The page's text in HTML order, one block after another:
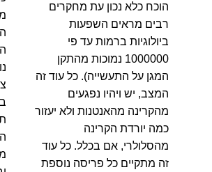
הוכח כלא נכון עת מחקרים
רבים מראים השפעות
ביולוגיות ברמות עד פי
1000000 נמוכות מהתקן
המגן על התעשייה). כל עוד זה
המצב, יש ויהיו נפגעים
מהקרינה מהאנטנות ולא יעזור
כמה יורדת הקרינה
מהסלולרי, אם בכלל. כל עוד
זה מתקיים כל פריסה נוספת